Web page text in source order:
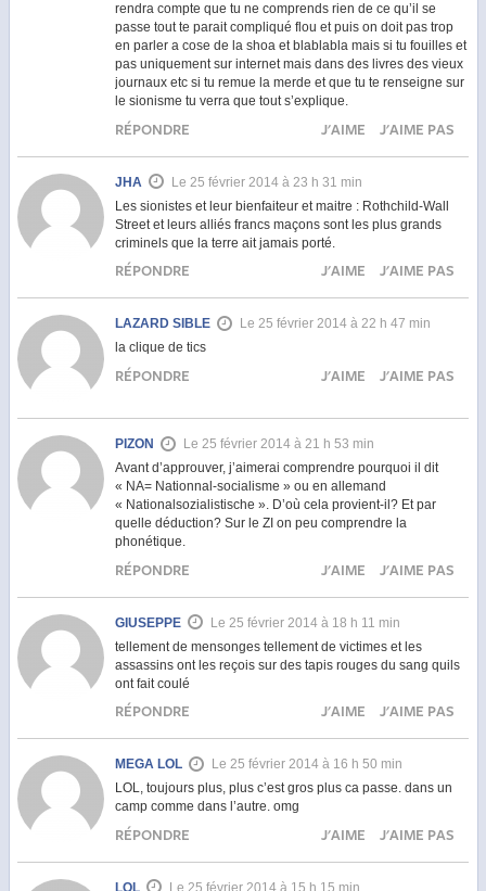
rendra compte que tu ne comprends rien de ce qu’il se
passe tout te parait compliqué flou et puis on doit pas trop
en parler a cose de la shoa et blablabla mais si tu fouilles et
pas uniquement sur internet mais dans des livres des vieux
journaux etc si tu remue la merde et que tu te renseigne sur
le sionisme tu verra que tout s’explique.
J'AIME J'AIME PAS
RÉPONDRE
JHA
Le 25 février 2014 à 23 h 31 min
Les sionistes et leur bienfaiteur et maitre : Rothchild-Wall
Street et leurs alliés francs maçons sont les plus grands
criminels que la terre ait jamais porté.
J'AIME J'AIME PAS
RÉPONDRE
LAZARD SIBLE
Le 25 février 2014 à 22 h 47 min
la clique de tics
J'AIME J'AIME PAS
RÉPONDRE
PIZON
Le 25 février 2014 à 21 h 53 min
Avant d’approuver, j’aimerai comprendre pourquoi il dit
« NA= Nationnal-socialisme » ou en allemand
« Nationalsozialistische ». D’où cela provient-il? Et par
quelle déduction? Sur le ZI on peu comprendre la
phonétique.
J'AIME J'AIME PAS
RÉPONDRE
GIUSEPPE
Le 25 février 2014 à 18 h 11 min
tellement de mensonges tellement de victimes et les
assassins ont les reçois sur des tapis rouges du sang quils
ont fait coulé
J'AIME J'AIME PAS
RÉPONDRE
MEGA LOL
Le 25 février 2014 à 16 h 50 min
LOL, toujours plus, plus c’est gros plus ca passe. dans un
camp comme dans l’autre. omg
J'AIME J'AIME PAS
RÉPONDRE
LOL Le 25 février 2014 à 15 h 15 min